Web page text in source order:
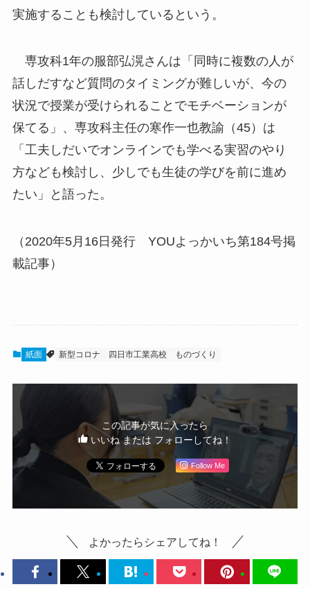
実施することも検討しているという。
専攻科1年の服部弘滉さんは「同時に複数の人が
話しだすなど質問のタイミングが難しいが、今の
状況で授業が受けられることでモチベーションが
保てる」、専攻科主任の寒作一也教諭（45）は
「工夫しだいでオンラインでも学べる実習のやり
方なども検討し、少しでも生徒の学びを前に進め
たい」と語った。
（2020年5月16日発行 YOUよっかいち第184号掲
載記事）
紙面 新型コロナ 四日市工業高校 ものづくり
この記事が気に入ったら
いいね または フォローしてね！
Follow Me
よかったらシェアしてね！